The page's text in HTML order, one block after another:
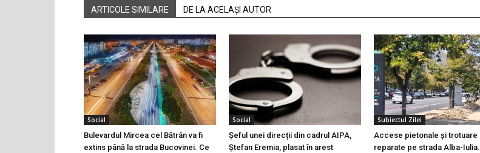
ARTICOLE SIMILARE DE LA ACELAȘI AUTOR
Social
Bulevardul Mircea cel Bătrân va fi
extins până la strada Bucovinei. Ce
Social
Șeful unei direcții din cadrul AIPA,
Ștefan Eremia, plasat în arest
Subiectul Zilei
Accese pietonale și trotuare
reparate pe strada Alba-Iulia.